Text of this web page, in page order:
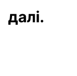
далі.